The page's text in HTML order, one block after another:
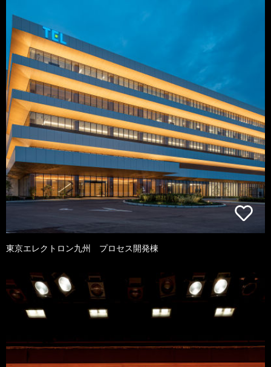
東京エレクトロン九州 プロセス開発棟